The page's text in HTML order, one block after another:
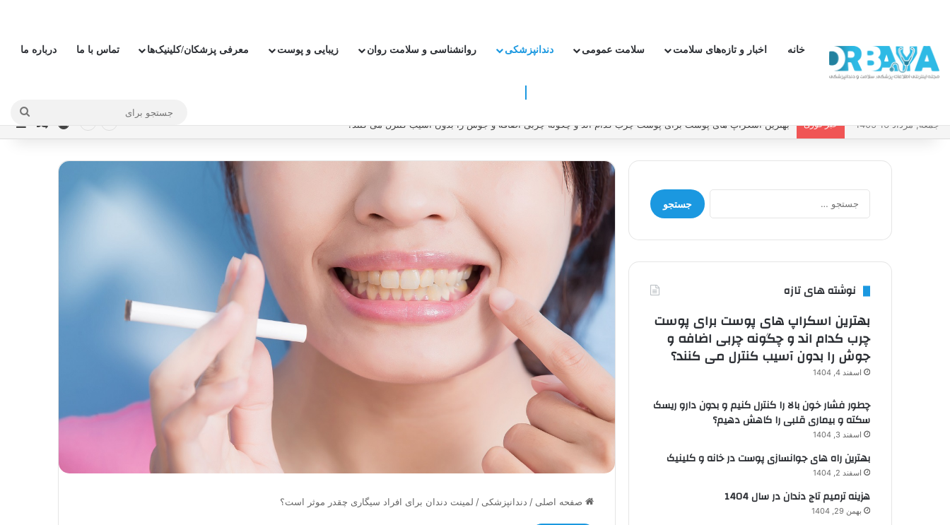
خانه اخبار و تازه‌های سلامت سلامت عمومی دندانپزشکی روانشناسی و سلامت روان زیبایی و پوست معرفی پزشکان/کلینیک‌ها تماس با ما درباره ما
برای
جمعه, مرداد 16 1405 خبر فوری چطور فشار خون بالا را کنترل کنیم و بدون دارو ریسک سکته و بیماری قلبی را کاهش دهیم؟ ورودنوشته
صفحه اصلی / دندانپزشکی / لمینت دندان برای افراد سیگاری چقدر موثر است؟
جستجو
برای:
نوشته های تازه
بهترین اسکراپ های پوست برای پوست
چرب کدام اند و چگونه چربی اضافه و
جوش را بدون آسیب کنترل می کنند؟
اسفند 4, 1404
چطور فشار خون بالا را کنترل کنیم و بدون دارو ریسک
سکته و بیماری قلبی را کاهش دهیم؟
اسفند 3, 1404
بهترین راه های جوانسازی پوست در خانه و کلینیک
اسفند 2, 1404
هزینه ترمیم تاج دندان در سال 1404
بهمن 29, 1404